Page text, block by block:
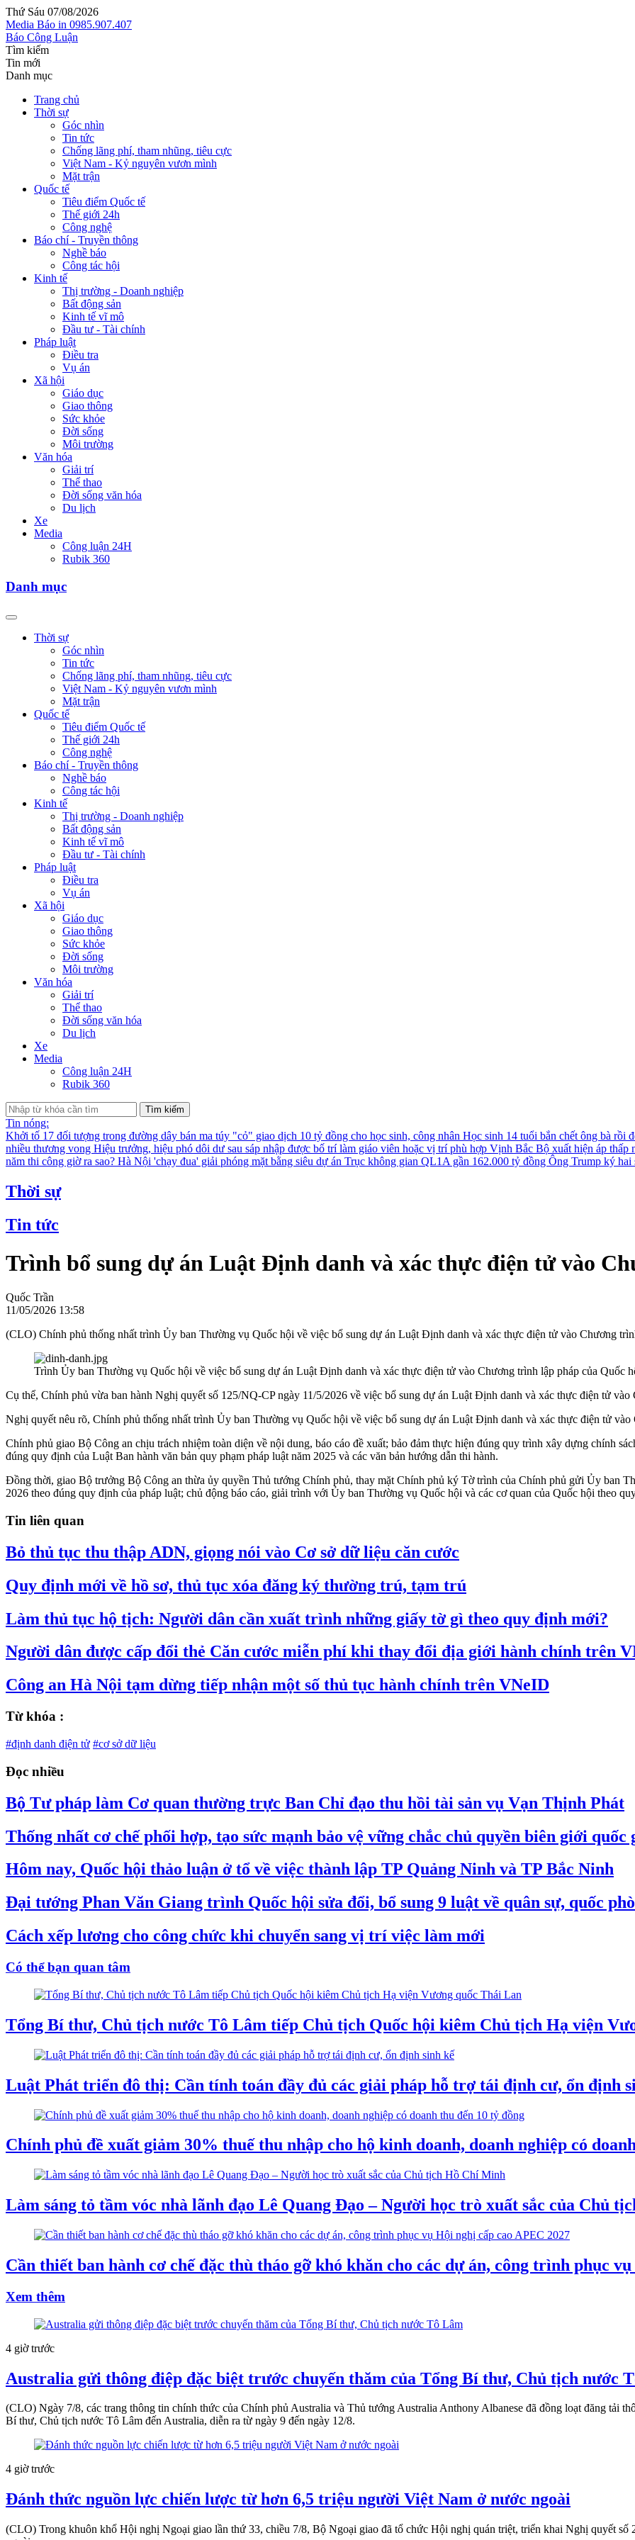
Thứ Sáu 07/08/2026
Media Báo in 0985.907.407
Báo Công Luận
Tìm kiếm
Tin mới
Danh mục
Trang chủ
Thời sự
Góc nhìn
Tin tức
Chống lãng phí, tham nhũng, tiêu cực
Việt Nam - Kỷ nguyên vươn mình
Mặt trận
Quốc tế
Tiêu điểm Quốc tế
Thế giới 24h
Công nghệ
Báo chí - Truyền thông
Nghề báo
Công tác hội
Kinh tế
Thị trường - Doanh nghiệp
Bất động sản
Kinh tế vĩ mô
Đầu tư - Tài chính
Pháp luật
Điều tra
Vụ án
Xã hội
Giáo dục
Giao thông
Sức khỏe
Đời sống
Môi trường
Văn hóa
Giải trí
Thể thao
Đời sống văn hóa
Du lịch
Xe
Media
Công luận 24H
Rubik 360
Danh mục
Thời sự
Góc nhìn
Tin tức
Chống lãng phí, tham nhũng, tiêu cực
Việt Nam - Kỷ nguyên vươn mình
Mặt trận
Quốc tế
Tiêu điểm Quốc tế
Thế giới 24h
Công nghệ
Báo chí - Truyền thông
Nghề báo
Công tác hội
Kinh tế
Thị trường - Doanh nghiệp
Bất động sản
Kinh tế vĩ mô
Đầu tư - Tài chính
Pháp luật
Điều tra
Vụ án
Xã hội
Giáo dục
Giao thông
Sức khỏe
Đời sống
Môi trường
Văn hóa
Giải trí
Thể thao
Đời sống văn hóa
Du lịch
Xe
Media
Công luận 24H
Rubik 360
Tìm kiếm
Tin nóng:
Khởi tố 17 đối tượng trong đường dây bán ma túy "cỏ" giao dịch 10 tỷ đồng cho học sinh, công nhân Học sinh 14 tuổi bắn chết ông bà rồi
nhiều thương vong Hiệu trưởng, hiệu phó dôi dư sau sáp nhập được bố trí làm giáo viên hoặc vị trí phù hợp Vịnh Bắc Bộ xuất hiện áp thấp
năm thi công giờ ra sao? Hà Nội 'chạy đua' giải phóng mặt bằng siêu dự án Trục không gian QL1A gần 162.000 tỷ đồng Ông Trump ký hai
Thời sự
Tin tức
Trình bổ sung dự án Luật Định danh và xác thực điện tử vào
Quốc Trần
11/05/2026 13:58
(CLO) Chính phủ thống nhất trình Ủy ban Thường vụ Quốc hội về việc bổ sung dự án Luật Định danh và xác thực điện tử vào Chương
Trình Ủy ban Thường vụ Quốc hội về việc bổ sung dự án Luật Định danh và xác thực điện tử vào Chương trình lập pháp của Quốc
Cụ thể, Chính phủ vừa ban hành Nghị quyết số 125/NQ-CP ngày 11/5/2026 về việc bổ sung dự án Luật Định danh và xác thực điện tử
Nghị quyết nêu rõ, Chính phủ thống nhất trình Ủy ban Thường vụ Quốc hội về việc bổ sung dự án Luật Định danh và xác thực điện tử
Chính phủ giao Bộ Công an chịu trách nhiệm toàn diện về nội dung, báo cáo đề xuất; bảo đảm thực hiện đúng quy trình xây dựng chính
đúng quy định của Luật Ban hành văn bản quy phạm pháp luật năm 2025 và các văn bản hướng dẫn thi hành.
Đồng thời, giao Bộ trưởng Bộ Công an thừa ủy quyền Thủ tướng Chính phủ, thay mặt Chính phủ ký Tờ trình của Chính phủ gửi Ủy ban
2026 theo đúng quy định của pháp luật; chủ động báo cáo, giải trình với Ủy ban Thường vụ Quốc hội và các cơ quan của Quốc hội theo
Tin liên quan
Bỏ thủ tục thu thập ADN, giọng nói vào Cơ sở dữ liệu căn cước
Quy định mới về hồ sơ, thủ tục xóa đăng ký thường trú, tạm trú
Làm thủ tục hộ tịch: Người dân cần xuất trình những giấy tờ gì theo quy định mới?
Người dân được cấp đổi thẻ Căn cước miễn phí khi thay đổi địa giới hành chính trên
Công an Hà Nội tạm dừng tiếp nhận một số thủ tục hành chính trên VNeID
Từ khóa :
#định danh điện tử #cơ sở dữ liệu
Đọc nhiều
Bộ Tư pháp làm Cơ quan thường trực Ban Chỉ đạo thu hồi tài sản vụ Vạn Thịnh Phát
Thống nhất cơ chế phối hợp, tạo sức mạnh bảo vệ vững chắc chủ quyền biên giới quốc
Hôm nay, Quốc hội thảo luận ở tổ về việc thành lập TP Quảng Ninh và TP Bắc Ninh
Đại tướng Phan Văn Giang trình Quốc hội sửa đổi, bổ sung 9 luật về quân sự, quốc
Cách xếp lương cho công chức khi chuyển sang vị trí việc làm mới
Có thể bạn quan tâm
Tổng Bí thư, Chủ tịch nước Tô Lâm tiếp Chủ tịch Quốc hội kiêm Chủ tịch Hạ viện
Luật Phát triển đô thị: Cần tính toán đầy đủ các giải pháp hỗ trợ tái định cư, ổn định
Chính phủ đề xuất giảm 30% thuế thu nhập cho hộ kinh doanh, doanh nghiệp có
Làm sáng tỏ tầm vóc nhà lãnh đạo Lê Quang Đạo – Người học trò xuất sắc của Chủ
Cần thiết ban hành cơ chế đặc thù tháo gỡ khó khăn cho các dự án, công trình phục
Xem thêm
4 giờ trước
Australia gửi thông điệp đặc biệt trước chuyến thăm của Tổng Bí thư, Chủ tịch nước
(CLO) Ngày 7/8, các trang thông tin chính thức của Chính phủ Australia và Thủ tướng Australia Anthony Albanese đã đồng loạt đăng tải
Bí thư, Chủ tịch nước Tô Lâm đến Australia, diễn ra từ ngày 9 đến ngày 12/8.
4 giờ trước
Đánh thức nguồn lực chiến lược từ hơn 6,5 triệu người Việt Nam ở nước ngoài
(CLO) Trong khuôn khổ Hội nghị Ngoại giao lần thứ 33, chiều 7/8, Bộ Ngoại giao đã tổ chức Hội nghị quán triệt, triển khai Nghị quyết